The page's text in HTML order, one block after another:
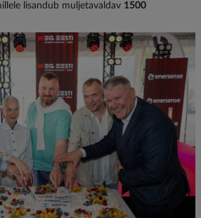
lisandub muljetavaldav 1500